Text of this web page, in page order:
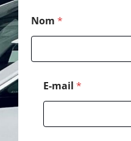
Nom *
E-mail *